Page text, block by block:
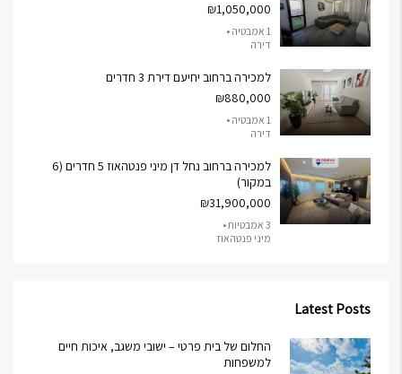
₪1,050,000
1 אמבטיה •
דירה
למכירה ברחוב יחיעם דירת 3 חדרים
₪880,000
1 אמבטיה •
דירה
למכירה ברחוב נחל דן מיני פנטהאוז 5 חדרים (6
במקור)
₪31,900,000
3 אמבטיות •
מיני פנטהאוז
Latest Posts
החלום של בית פרטי – ישובי משגב, איכות חיים
למשפחות